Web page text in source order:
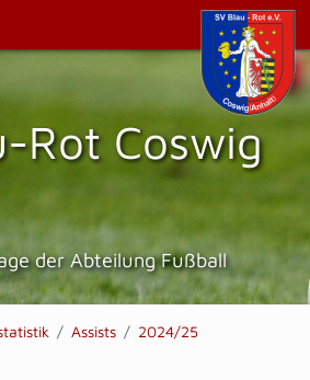
Rot Coswig
der Abteilung Fußball
Assists
2024/25